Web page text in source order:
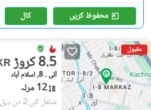
محفوظ کریں کال
مقبول
8.5 کروڑ
آئی ۔ 8, اسلام آباد
12 مرلہ
شامل کی:2 دن پہل